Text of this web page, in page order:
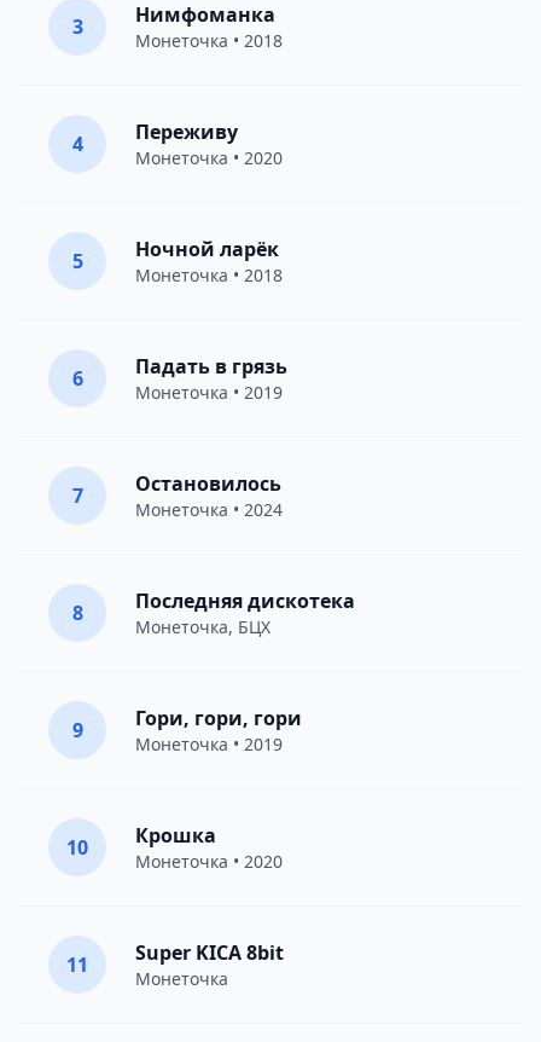
3 Нимфоманка
Монеточка • 2018
4 Переживу
Монеточка • 2020
5 Ночной ларёк
Монеточка • 2018
6 Падать в грязь
Монеточка • 2019
7 Остановилось
Монеточка • 2024
8 Последняя дискотека
Монеточка, БЦХ
9 Гори, гори, гори
Монеточка • 2019
10 Крошка
Монеточка • 2020
11 Super KICA 8bit
Монеточка